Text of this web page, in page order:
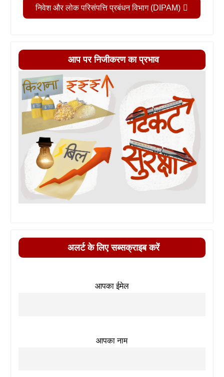
निवेश और लोक परिसंपत्ति प्रबंधन विभाग (DIPAM)
आप पर निजीकरण का प्रभाव
अलर्ट के लिए सब्सक्राइब करें
आपका ईमेल
आपका नाम